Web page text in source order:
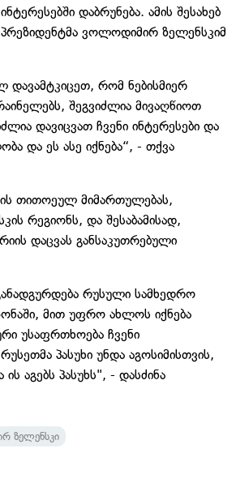
დაბრუნება. ამის შესახებ
პრეზიდენტმა ვოლოდიმირ ზელენსკიმ
დავამტკიცეთ, რომ ნებისმიერ
შეგვიძლია მივაღწიოთ
დავიცვათ ჩვენი ინტერესები და
და ეს ასე იქნება“, - თქვა
თითოეულ მიმართულებას,
რეგიონს, და შესაბამისად,
დაცვას განსაკუთრებული
რუსული სამხედრო
მით უფრო ახლოს იქნება
უსაფრთხოება ჩვენი
პასუხი უნდა აგოსიმისთვის,
აგებს პასუხს", - დასძინა
ზელენსკი